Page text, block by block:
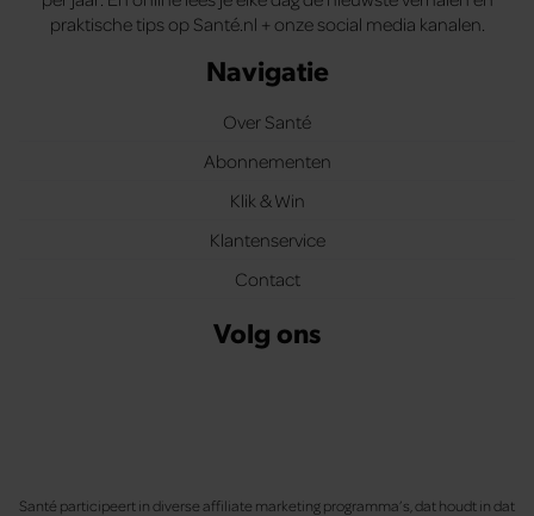
praktische tips op Santé.nl + onze social media kanalen.
Navigatie
Over Santé
Abonnementen
Klik & Win
Klantenservice
Contact
Volg ons
Santé participeert in diverse affiliate marketing programma’s, dat houdt in dat